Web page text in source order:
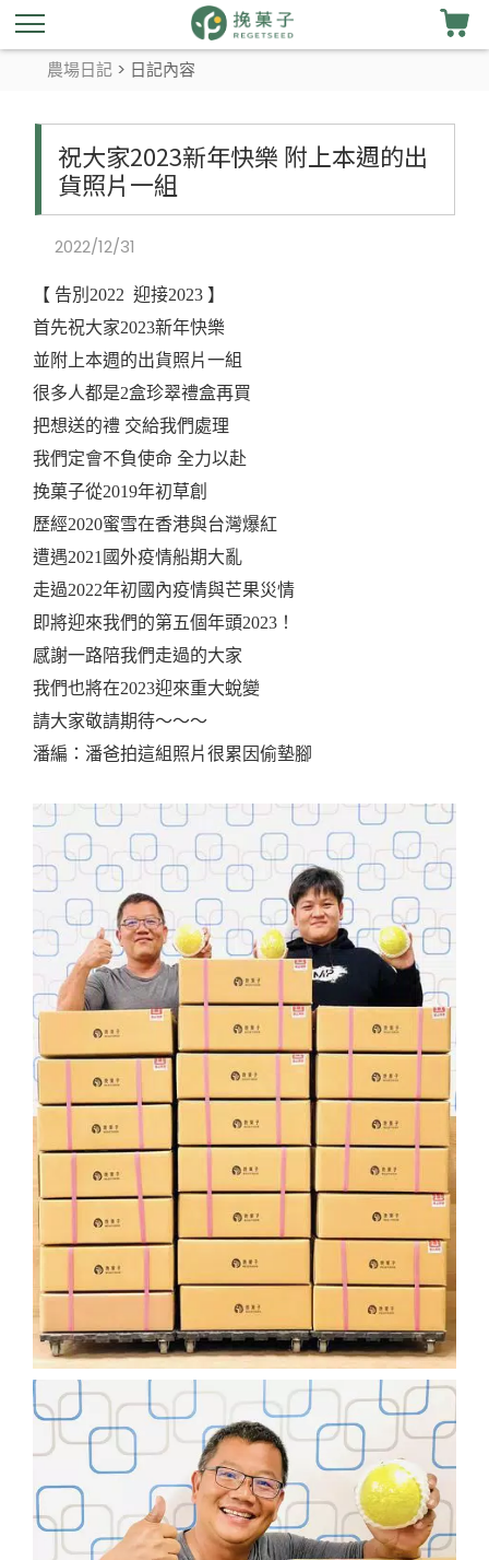
農場日記 > 日記內容
祝大家2023新年快樂 附上本週的出
貨照片一組
2022/12/31
【 告別2022 迎接2023 】
首先祝大家2023新年快樂
並附上本週的出貨照片一組
很多人都是2盒珍翠禮盒再買
把想送的禮 交給我們處理
我們定會不負使命 全力以赴
挽菓子從2019年初草創
歷經2020蜜雪在香港與台灣爆紅
遭遇2021國外疫情船期大亂
走過2022年初國內疫情與芒果災情
即將迎來我們的第五個年頭2023！
感謝一路陪我們走過的大家
我們也將在2023迎來重大蛻變
請大家敬請期待～～～
潘編：潘爸拍這組照片很累因偷墊腳